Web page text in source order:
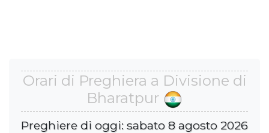
Orari di Preghiera a Divisione di
Bharatpur
Preghiere di oggi: sabato 8 agosto 2026